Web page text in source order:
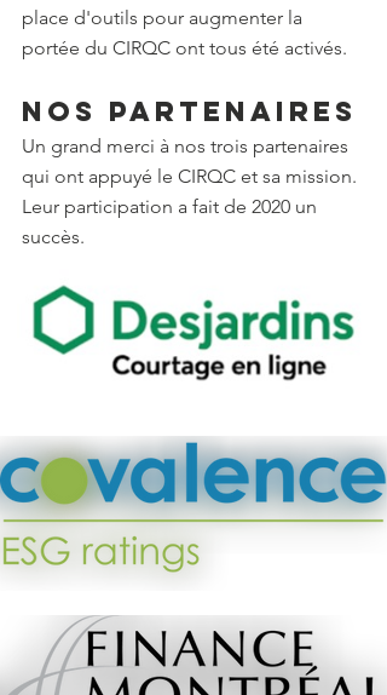
place d'outils pour augmenter la
portée du CIRQC ont tous été activés.
Nos partenaires
Un grand merci à nos trois partenaires
qui ont appuyé le CIRQC et sa mission.
Leur participation a fait de 2020 un
succès.